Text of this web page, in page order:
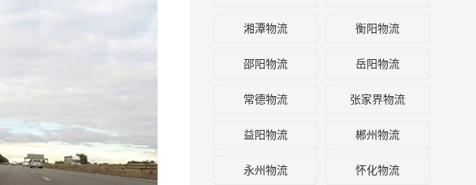
湘潭物流 衡阳物流
邵阳物流 岳阳物流
常德物流 张家界物流
益阳物流 郴州物流
永州物流 怀化物流